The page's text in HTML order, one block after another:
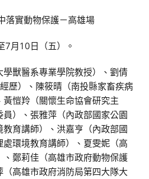
落實動物保護－高雄場
7月10日（五）。
學獸醫系專業學院教授）、劉倩
歷）、陳筱晴（南投縣家畜疾病
愷羚（關懷生命協會研究主
）、張雅萍（內政部國家公園
育講師）、洪嘉亨（內政部國
環境教育講師）、夏雯妮（高
鄭莉佳（高雄市政府動物保護
高雄市政府消防局第四大隊大